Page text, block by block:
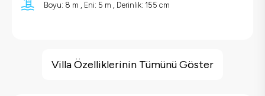
Boyu: 8 m , Eni: 5 m , Derinlik: 155 cm
Deniz Manzarası
Villa Özelliklerinin Tümünü Göster